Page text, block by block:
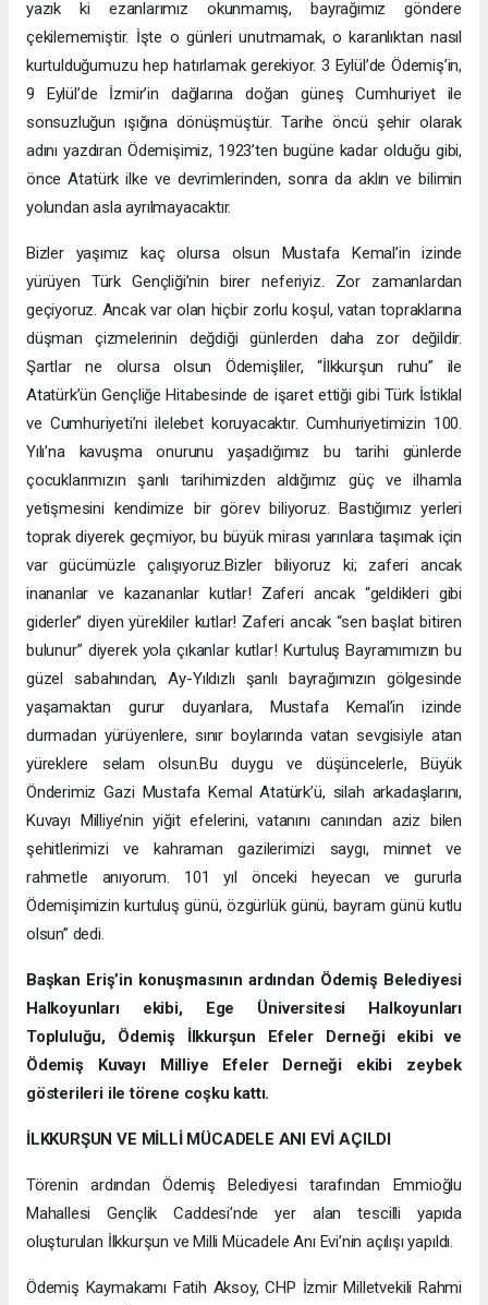
yazık ki ezanlarımız okunmamış, bayrağımız göndere
çekilememiştir. İşte o günleri unutmamak, o karanlıktan nasıl
kurtulduğumuzu hep hatırlamak gerekiyor. 3 Eylül’de Ödemiş’in,
9 Eylül’de İzmir’in dağlarına doğan güneş Cumhuriyet ile
sonsuzluğun ışığına dönüşmüştür. Tarihe öncü şehir olarak
adını yazdıran Ödemişimiz, 1923’ten bugüne kadar olduğu gibi,
önce Atatürk ilke ve devrimlerinden, sonra da aklın ve bilimin
yolundan asla ayrılmayacaktır.
Bizler yaşımız kaç olursa olsun Mustafa Kemal’in izinde
yürüyen Türk Gençliği’nin birer neferiyiz. Zor zamanlardan
geçiyoruz. Ancak var olan hiçbir zorlu koşul, vatan topraklarına
düşman çizmelerinin değdiği günlerden daha zor değildir.
Şartlar ne olursa olsun Ödemişliler, “İlkkurşun ruhu” ile
Atatürk’ün Gençliğe Hitabesinde de işaret ettiği gibi Türk İstiklal
ve Cumhuriyeti’ni ilelebet koruyacaktır. Cumhuriyetimizin 100.
Yılı’na kavuşma onurunu yaşadığımız bu tarihi günlerde
çocuklarımızın şanlı tarihimizden aldığımız güç ve ilhamla
yetişmesini kendimize bir görev biliyoruz. Bastığımız yerleri
toprak diyerek geçmiyor, bu büyük mirası yarınlara taşımak için
var gücümüzle çalışıyoruz.Bizler biliyoruz ki; zaferi ancak
inananlar ve kazananlar kutlar! Zaferi ancak “geldikleri gibi
giderler” diyen yürekliler kutlar! Zaferi ancak “sen başlat bitiren
bulunur” diyerek yola çıkanlar kutlar! Kurtuluş Bayramımızın bu
güzel sabahından, Ay-Yıldızlı şanlı bayrağımızın gölgesinde
yaşamaktan gurur duyanlara, Mustafa Kemal’in izinde
durmadan yürüyenlere, sınır boylarında vatan sevgisiyle atan
yüreklere selam olsun.Bu duygu ve düşüncelerle, Büyük
Önderimiz Gazi Mustafa Kemal Atatürk’ü, silah arkadaşlarını,
Kuvayı Milliye’nin yiğit efelerini, vatanını canından aziz bilen
şehitlerimizi ve kahraman gazilerimizi saygı, minnet ve
rahmetle anıyorum. 101 yıl önceki heyecan ve gururla
Ödemişimizin kurtuluş günü, özgürlük günü, bayram günü kutlu
olsun” dedi.
Başkan Eriş’in konuşmasının ardından Ödemiş Belediyesi
Halkoyunları ekibi, Ege Üniversitesi Halkoyunları
Topluluğu, Ödemiş İlkkurşun Efeler Derneği ekibi ve
Ödemiş Kuvayı Milliye Efeler Derneği ekibi zeybek
gösterileri ile törene coşku kattı.
İLKKURŞUN VE MİLLİ MÜCADELE ANI EVİ AÇILDI
Törenin ardından Ödemiş Belediyesi tarafından Emmioğlu
Mahallesi Gençlik Caddesi’nde yer alan tescilli yapıda
oluşturulan İlkkurşun ve Milli Mücadele Anı Evi’nin açılışı yapıldı.
Ödemiş Kaymakamı Fatih Aksoy, CHP İzmir Milletvekili Rahmi